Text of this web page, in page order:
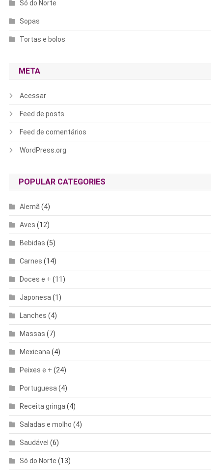
Só do Norte
Sopas
Tortas e bolos
META
Acessar
Feed de posts
Feed de comentários
WordPress.org
POPULAR CATEGORIES
Alemã (4)
Aves (12)
Bebidas (5)
Carnes (14)
Doces e + (11)
Japonesa (1)
Lanches (4)
Massas (7)
Mexicana (4)
Peixes e + (24)
Portuguesa (4)
Receita gringa (4)
Saladas e molho (4)
Saudável (6)
Só do Norte (13)